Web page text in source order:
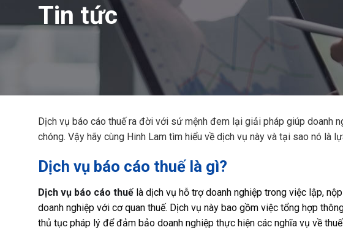
Tin tức
Dịch vụ báo cáo thuế ra đời với sứ mệnh đem lại giải pháp giúp doanh
chóng. Vậy hãy cùng Hinh Lam tìm hiểu về dịch vụ này và tại sao nó là
Dịch vụ báo cáo thuế là gì?
Dịch vụ báo cáo thuế là dịch vụ hỗ trợ doanh nghiệp trong việc lập,
doanh nghiệp với cơ quan thuế. Dịch vụ này bao gồm việc tổng hợp
thủ tục pháp lý để đảm bảo doanh nghiệp thực hiện các nghĩa vụ về